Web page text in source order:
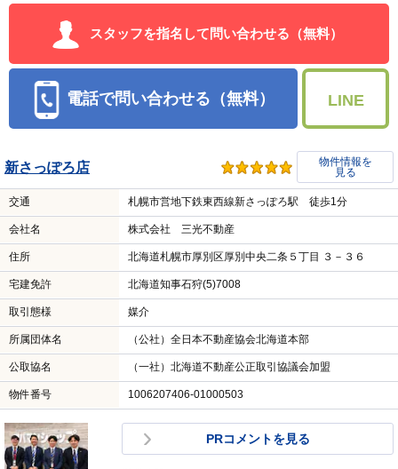
スタッフを指名して問い合わせる（無料）
電話で問い合わせる（無料） LINE
新さっぽろ店
物件情報を
見る
交通 札幌市営地下鉄東西線新さっぽろ駅 徒歩1分
会社名 株式会社 三光不動産
住所 北海道札幌市厚別区厚別中央二条５丁目 ３－３６
宅建免許 北海道知事石狩(5)7008
取引態様 媒介
所属団体名 （公社）全日本不動産協会北海道本部
公取協名 （一社）北海道不動産公正取引協議会加盟
物件番号 1006207406-01000503
PRコメントを見る